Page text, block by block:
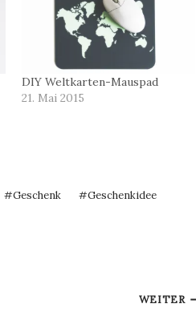
DIY Weltkarten-Mauspad
21. Mai 2015
#Geschenk #Geschenkidee
WEITER